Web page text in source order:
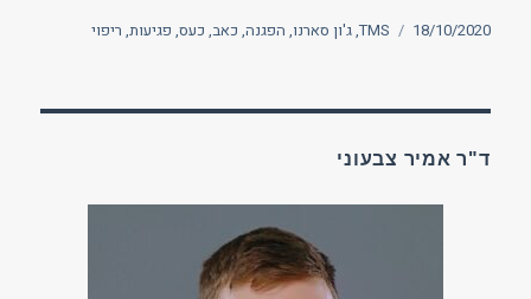
פורסם
18/10/2020 תגיות
TMS
,ג'ון סארנו, הפגנה, כאב, כעס, פגיעות, ריפוי
ד"ר אמיר צבעוני